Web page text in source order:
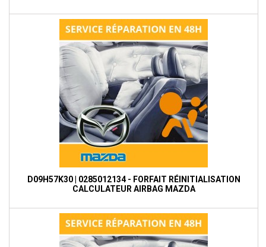
D09H57K30 | 0285012134 - FORFAIT RÉINITIALISATION
CALCULATEUR AIRBAG MAZDA